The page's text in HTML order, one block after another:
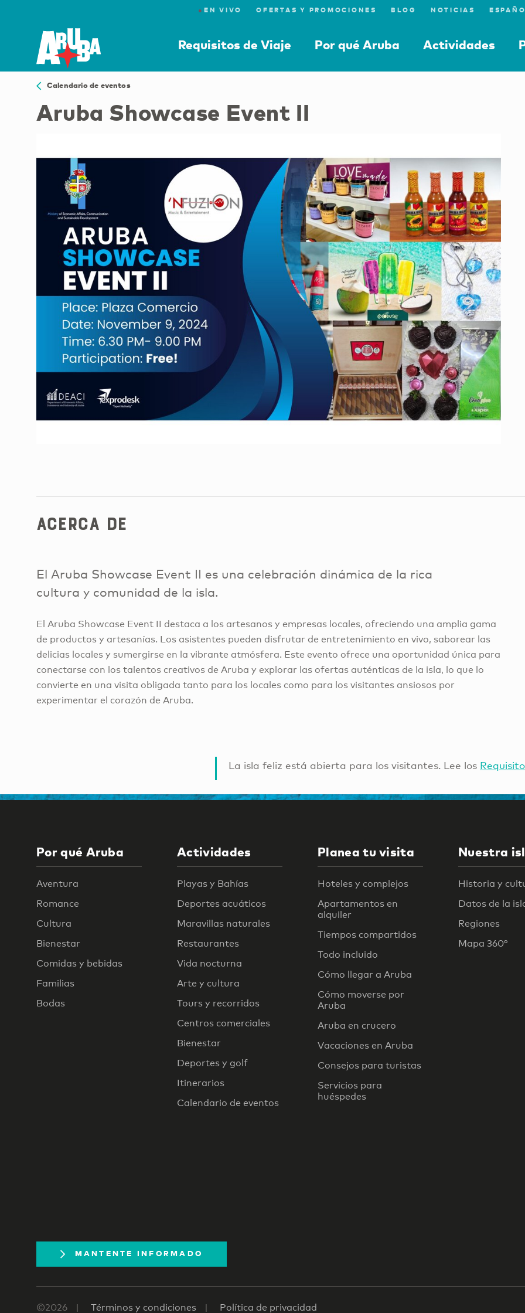
● EN VIVO OFERTAS Y PROMOCIONES BLOG NOTICIAS
Requisitos de Viaje Por qué Aruba Actividades
Calendario de eventos
Aruba Showcase Event II
Acerca de
El Aruba Showcase Event II es una celebración dinámica de la rica
cultura y comunidad de la isla.
El Aruba Showcase Event II destaca a los artesanos y empresas locales, ofreciendo una amplia gama
de productos y artesanías. Los asistentes pueden disfrutar de entretenimiento en vivo, saborear las
delicias locales y sumergirse en la vibrante atmósfera. Este evento ofrece una oportunidad única para
conectarse con los talentos creativos de Aruba y explorar las ofertas auténticas de la isla, lo que lo
convierte en una visita obligada tanto para los locales como para los visitantes ansiosos por
experimentar el corazón de Aruba.
La isla feliz está abierta para los visitantes. Lee los
Por qué Aruba
Aventura
Romance
Cultura
Bienestar
Comidas y bebidas
Familias
Bodas
Actividades
Playas y Bahías
Deportes acuáticos
Maravillas naturales
Restaurantes
Vida nocturna
Arte y cultura
Tours y recorridos
Centros comerciales
Bienestar
Deportes y golf
Itinerarios
Calendario de eventos
Planea tu visita
Hoteles y complejos
Apartamentos en
alquiler
Tiempos compartidos
Todo incluido
Cómo llegar a Aruba
Cómo moverse por
Aruba
Aruba en crucero
Vacaciones en Aruba
Consejos para turistas
Servicios para
huéspedes
Nuestra
Historia y
Datos de la
Regiones
Mapa 360°
MANTENTE INFORMADO
©2026 Términos y condiciones Política de privacidad